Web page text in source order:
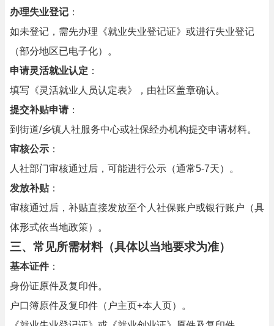
办理失业登记 ：
如未登记，需先办理《就业失业登记证》或进行失业登记
（部分地区已电子化）。
申请灵活就业认定 ：
填写《灵活就业人员认定表》，由社区盖章确认。
提交补贴申请：
到街道/乡镇人社服务中心或社保经办机构提交申请材料。
审核公示 ：
人社部门审核通过后，可能进行公示（通常5-7天）。
发放补贴：
审核通过后，补贴直接发放至个人社保账户或银行账户（具
体形式依当地政策）。
三、常见所需材料（具体以当地要求为准）
基本证件：
身份证原件及复印件。
户口簿原件及复印件（户主页+本人页）。